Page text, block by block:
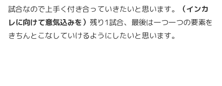
試合なので上手く付き合っていきたいと思います。
（インカ
レに向けて意気込みを） 残り1試合、最後は一つ一つの要素を
きちんとこなしていけるようにしたいと思います。